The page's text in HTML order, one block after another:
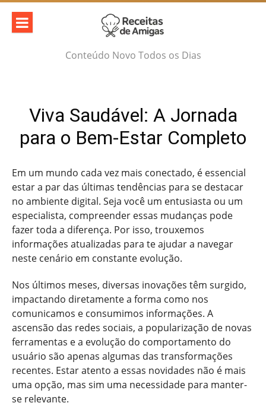
Skip
content
Conteúdo Novo Todos os Dias
Viva Saudável: A Jornada
para o Bem-Estar Completo
Em um mundo cada vez mais conectado, é essencial
estar a par das últimas tendências para se destacar
no ambiente digital. Seja você um entusiasta ou um
especialista, compreender essas mudanças pode
fazer toda a diferença. Por isso, trouxemos
informações atualizadas para te ajudar a navegar
neste cenário em constante evolução.
Nos últimos meses, diversas inovações têm surgido,
impactando diretamente a forma como nos
comunicamos e consumimos informações. A
ascensão das redes sociais, a popularização de novas
ferramentas e a evolução do comportamento do
usuário são apenas algumas das transformações
recentes. Estar atento a essas novidades não é mais
uma opção, mas sim uma necessidade para manter-
se relevante.